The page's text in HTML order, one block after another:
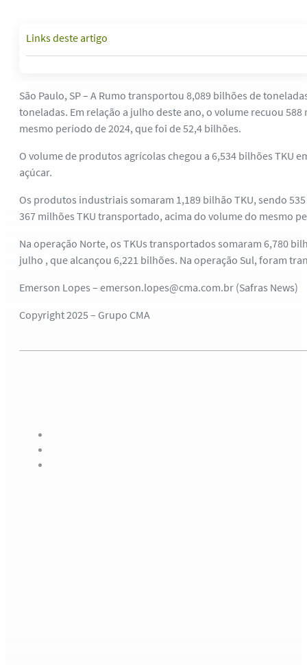
Links deste artigo
São Paulo, SP – A Rumo transportou 8,089 bilhões de
toneladas. Em relação a julho deste ano, o volume recuou
mesmo período de 2024, que foi de 52,4 bilhões.
O volume de produtos agrícolas chegou a 6,534 bilhões TKU
açúcar.
Os produtos industriais somaram 1,189 bilhão TKU, sendo
367 milhões TKU transportado, acima do volume do mesmo
Na operação Norte, os TKUs transportados somaram 6,780
julho , que alcançou 6,221 bilhões. Na operação Sul, foram
Emerson Lopes – emerson.lopes@cma.com.br (Safras News)
Copyright 2025 – Grupo CMA